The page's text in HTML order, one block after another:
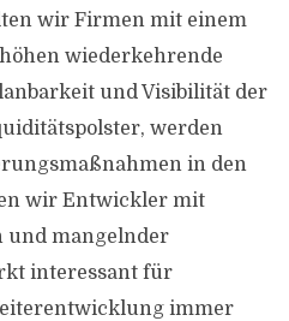
wir Firmen mit einem
wiederkehrende
und Visibilität der
werden
in den
wir Entwickler mit
und mangelnder
interessant für
immer